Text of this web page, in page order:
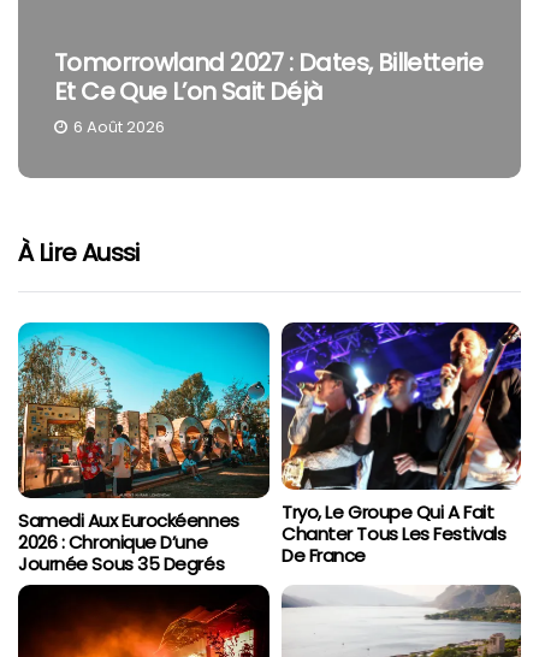
Tomorrowland 2027 : Dates, Billetterie
Et Ce Que L’on Sait Déjà
6 Août 2026
À Lire Aussi
Samedi Aux Eurockéennes
2026 : Chronique D’une
Journée Sous 35 Degrés
Tryo, Le Groupe Qui A Fait
Chanter Tous Les Festivals
De France